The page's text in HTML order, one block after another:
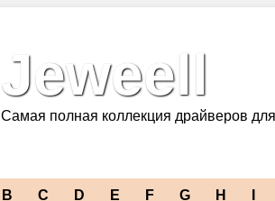
Jeweell
Самая полная коллекция драйверов
B C D E F G H